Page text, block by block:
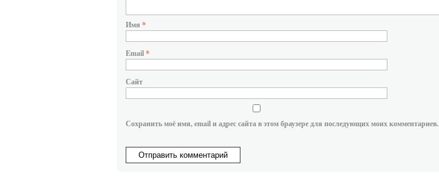
Имя *
Email*
Сайт
Сохранить моё имя, email и адрес сайта в этом браузере для последующих моих комментариев.